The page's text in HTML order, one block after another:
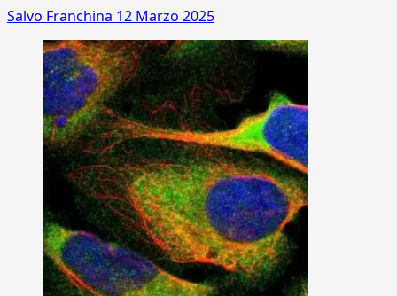
Salvo Franchina 12 Marzo 2025